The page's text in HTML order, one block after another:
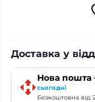
Доставка у
Нова пошта ·
сьогодні
Безкоштовна від